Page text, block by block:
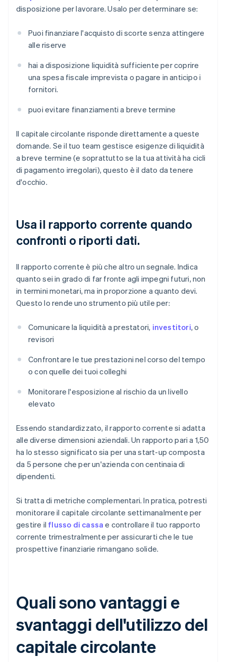
disposizione per lavorare. Usalo per determinare se:
Puoi finanziare l'acquisto di scorte senza attingere
alle riserve
hai a disposizione liquidità sufficiente per coprire
una spesa fiscale imprevista o pagare in anticipo i
fornitori.
puoi evitare finanziamenti a breve termine
Il capitale circolante risponde direttamente a queste
domande. Se il tuo team gestisce esigenze di liquidità
a breve termine (e soprattutto se la tua attività ha cicli
di pagamento irregolari), questo è il dato da tenere
d'occhio.
Usa il rapporto corrente quando
confronti o riporti dati.
Il rapporto corrente è più che altro un segnale. Indica
quanto sei in grado di far fronte agli impegni futuri, non
in termini monetari, ma in proporzione a quanto devi.
Questo lo rende uno strumento più utile per:
Comunicare la liquidità a prestatori, investitori, o
revisori
Confrontare le tue prestazioni nel corso del tempo
o con quelle dei tuoi colleghi
Monitorare l'esposizione al rischio da un livello
elevato
Essendo standardizzato, il rapporto corrente si adatta
alle diverse dimensioni aziendali. Un rapporto pari a 1,50
ha lo stesso significato sia per una start-up composta
da 5 persone che per un'azienda con centinaia di
dipendenti.
Si tratta di metriche complementari. In pratica, potresti
monitorare il capitale circolante settimanalmente per
gestire il flusso di cassa e controllare il tuo rapporto
corrente trimestralmente per assicurarti che le tue
prospettive finanziarie rimangano solide.
Quali sono vantaggi e
svantaggi dell'utilizzo del
capitale circolante